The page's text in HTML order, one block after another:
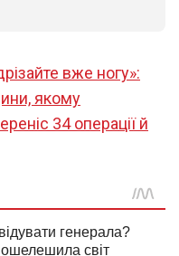
вже ногу»:
якому
34 операції й